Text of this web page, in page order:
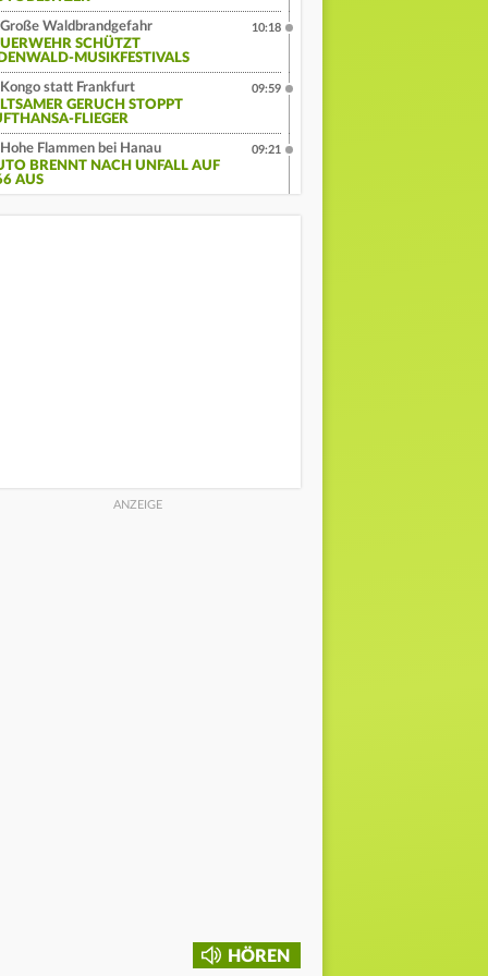
Große Waldbrandgefahr
SCHÜTZT
MUSIKFESTIVALS
10:18
Kongo statt Frankfurt
GERUCH STOPPT
FLIEGER
09:59
Hohe Flammen bei Hanau
BRENNT NACH UNFALL AUF
AUS
09:21
HÖREN